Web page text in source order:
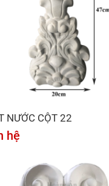
NƯỚC CỘT 22
hệ